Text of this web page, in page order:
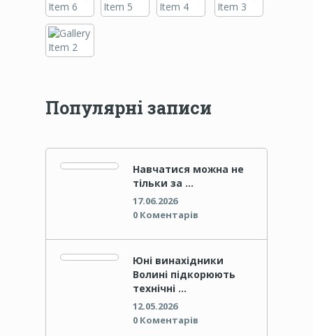
Популярні записи
Навчатися можна не
тільки за …
17.06.2026
0 Коментарів
Юні винахідники
Волині підкорюють
технічні …
12.05.2026
0 Коментарів